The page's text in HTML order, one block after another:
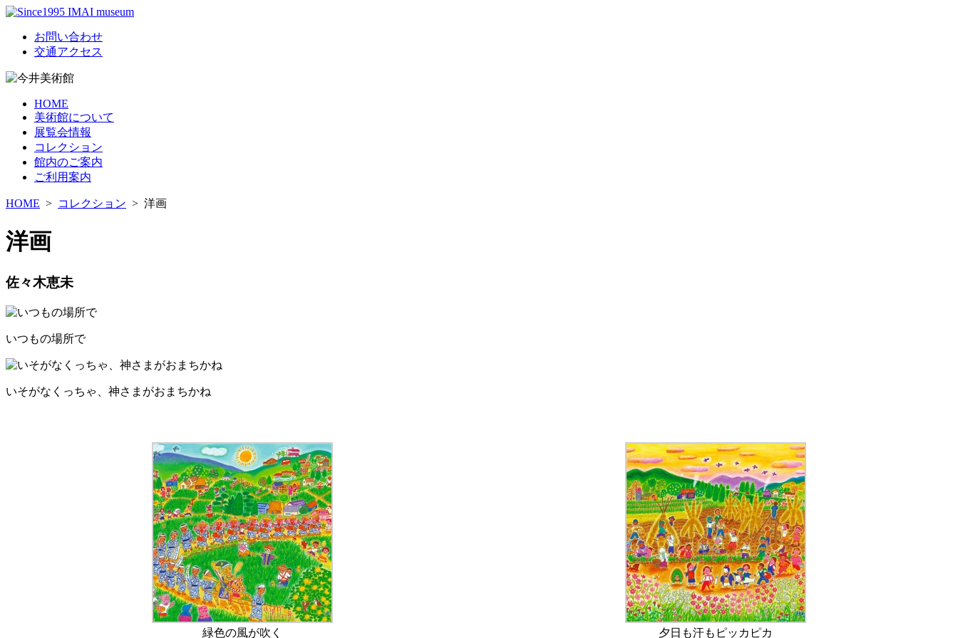
お問い合わせ
交通アクセス
HOME
美術館について
展覧会情報
コレクション
館内のご案内
ご利用案内
HOME > コレクション > 洋画
洋画
佐々木恵未
いつもの場所で
いそがなくっちゃ、神さまがおまちかね
緑色の風が吹く 夕日も汗もピッカピカ